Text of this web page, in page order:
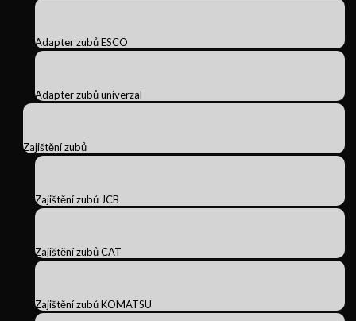
Adapter zubů ESCO
Adapter zubů univerzal
Zajištění zubů
Zajištění zubů JCB
Zajištění zubů CAT
Zajištění zubů KOMATSU